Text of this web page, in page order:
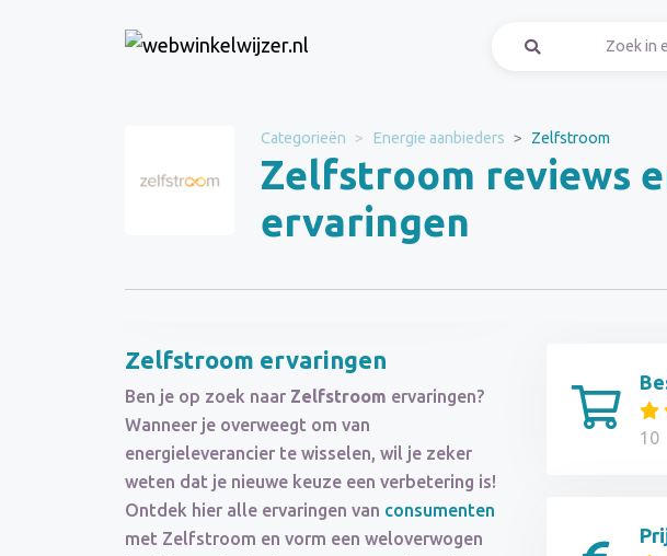
Categorieën Energie aanbieders Zelfstroom
Zelfstroom reviews
ervaringen
Zelfstroom
Categorie
Energie aanbieders
Zelfstroom ervaringen
Ben je op zoek naar Zelfstroom ervaringen?
Wanneer je overweegt om van
energieleverancier te wisselen, wil je zeker
weten dat je nieuwe keuze een verbetering is!
Ontdek hier alle ervaringen van consumenten
met Zelfstroom en vorm een weloverwogen
10